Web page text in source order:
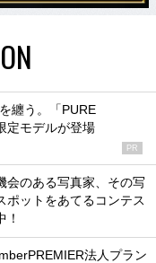
纏う。「PURE
定モデルが登場
PR
会のある写真家、その写
ポットをあてるコンテス
！
法人プラン